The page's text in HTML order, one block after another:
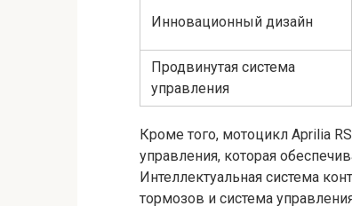
Инновационный дизайн
Продвинутая система
управления
Кроме того, мотоцикл Aprilia
управления, которая
Интеллектуальная система
тормозов и система